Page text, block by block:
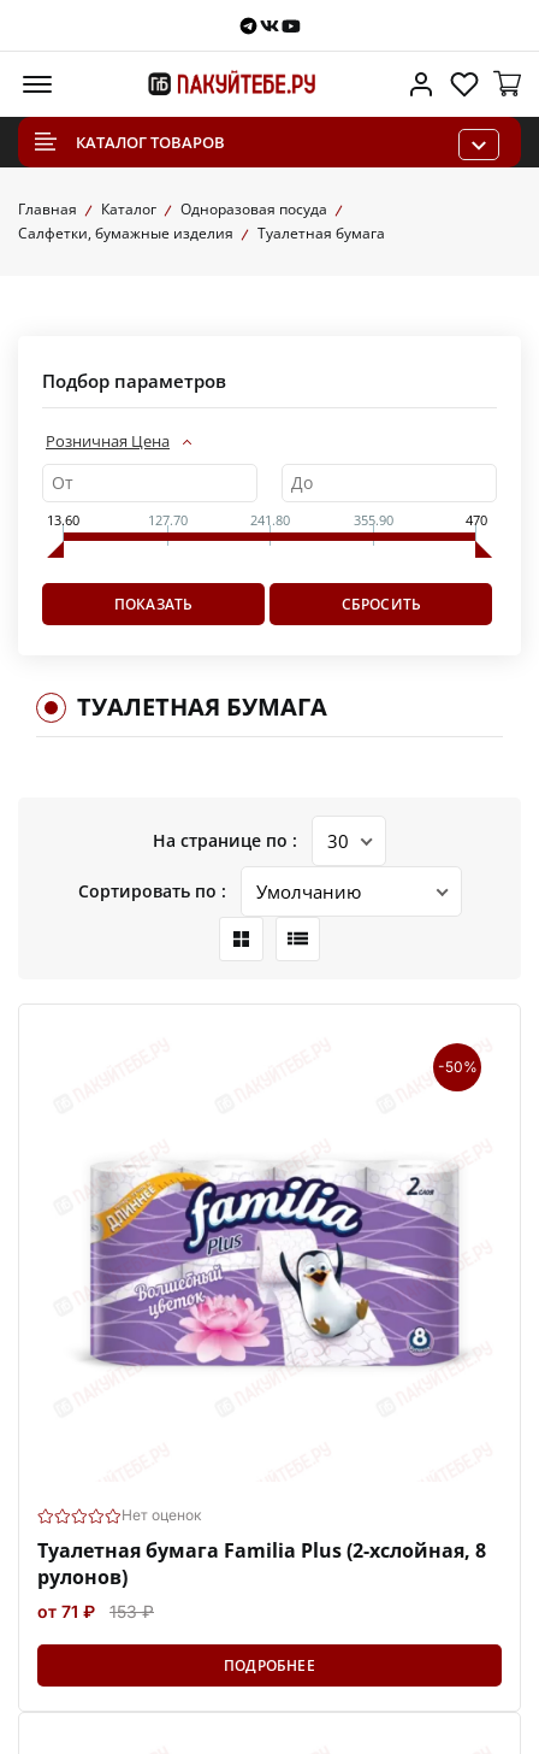
Telegram
VKontakte
Youtube
Личный
КАТАЛОГ ТОВАРОВ
Главная Каталог
Одноразовая посуда
Салфетки, бумажные изделия
Туалетная бумага
Подбор параметров
Розничная Цена
13.60 127.70 241.80 355.90 470
ТУАЛЕТНАЯ БУМАГА
На странице по :
Сортировать по :
-50%
Нет оценок
Туалетная бумага Familia Plus (2-хслойная, 8
рулонов)
от 71 ₽ 153 ₽
ПОДРОБНЕЕ